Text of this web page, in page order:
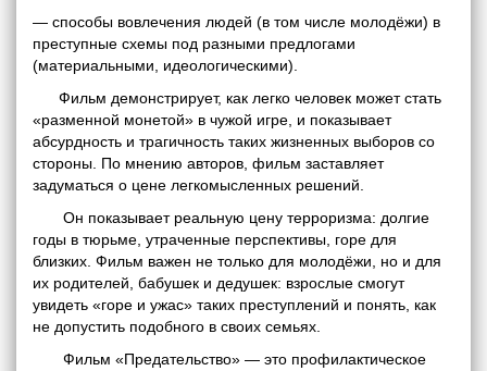
— способы вовлечения людей (в том числе молодёжи) в
преступные схемы под разными предлогами
(материальными, идеологическими).
Фильм демонстрирует, как легко человек может стать
«разменной монетой» в чужой игре, и показывает
абсурдность и трагичность таких жизненных выборов со
стороны. По мнению авторов, фильм заставляет
задуматься о цене легкомысленных решений.
Он показывает реальную цену терроризма: долгие
годы в тюрьме, утраченные перспективы, горе для
близких. Фильм важен не только для молодёжи, но и для
их родителей, бабушек и дедушек: взрослые смогут
увидеть «горе и ужас» таких преступлений и понять, как
не допустить подобного в своих семьях.
Фильм «Предательство» — это профилактическое